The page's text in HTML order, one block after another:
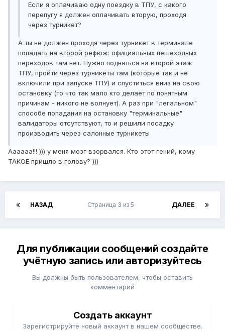
Если я оплачиваю одну поездку в ТПУ, с какого
перепугу я должен оплачивать вторую, проходя
через турникет?
А ты не должен проходя через турникет в терминале
попадать на второй рефюж: официальных пешеходных
переходов там нет. Нужно подняться на второй этаж
ТПУ, пройти через турникеты там (которые так и не
включили при запуске ТПУ) и спуститься вниз на свою
остановку (то что так мало кто делает по понятным
причинам - никого не волнует). А раз при "легальном"
способе попадания на остановку "терминальные"
валидаторы отсутствуют, то и решили посадку
производить через салонные турникеты
Аааааа!!! ))) у меня мозг взорвался. Кто этот гений, кому
ТАКОЕ пришло в голову? )))
НАЗАД ДАЛЕЕ
Страница 3 из 5
Для публикации сообщений создайте
учётную запись или авторизуйтесь
Вы должны быть пользователем, чтобы оставить
комментарий
Создать аккаунт
Зарегистрируйте новый аккаунт в нашем сообществе.